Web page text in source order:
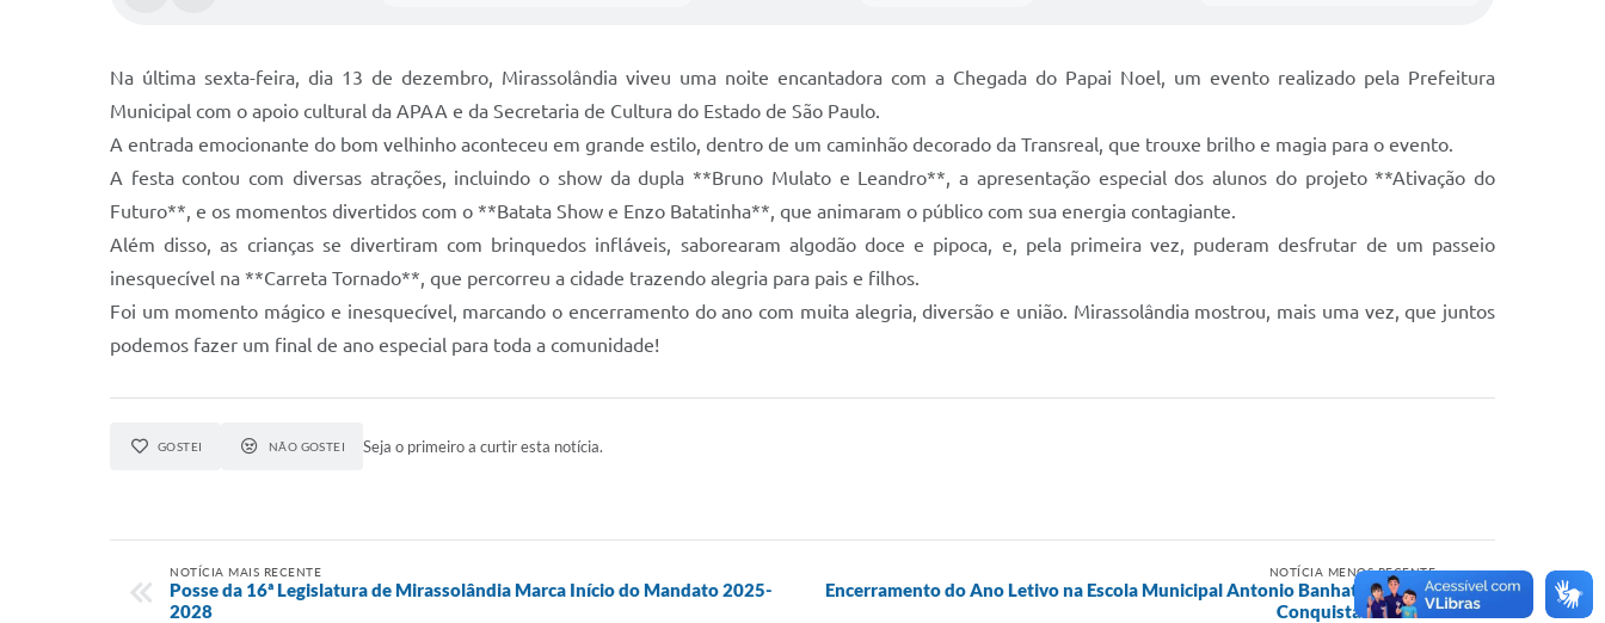
Na última sexta-feira, dia 13 de dezembro, Mirassolândia viveu uma noite encantadora com a Chegada do Papai Noel, um evento realizado pela Prefeitura
Municipal com o apoio cultural da APAA e da Secretaria de Cultura do Estado de São Paulo.
A entrada emocionante do bom velhinho aconteceu em grande estilo, dentro de um caminhão decorado da Transreal, que trouxe brilho e magia para o evento.
A festa contou com diversas atrações, incluindo o show da dupla **Bruno Mulato e Leandro**, a apresentação especial dos alunos do projeto **Ativação do
Futuro**, e os momentos divertidos com o **Batata Show e Enzo Batatinha**, que animaram o público com sua energia contagiante.
Além disso, as crianças se divertiram com brinquedos infláveis, saborearam algodão doce e pipoca, e, pela primeira vez, puderam desfrutar de um passeio
inesquecível na **Carreta Tornado**, que percorreu a cidade trazendo alegria para pais e filhos.
Foi um momento mágico e inesquecível, marcando o encerramento do ano com muita alegria, diversão e união. Mirassolândia mostrou, mais uma vez, que juntos
podemos fazer um final de ano especial para toda a comunidade!
GOSTEI NÃO GOSTEI Seja o primeiro a curtir esta notícia.
NOTÍCIA MAIS RECENTE
Posse da 16ª Legislatura de Mirassolândia Marca Início do Mandato 2025-
2028
NOTÍCIA MENOS RECENTE
Encerramento do Ano Letivo na Escola Municipal Antonio Banhato Celebra
Conquistas e União